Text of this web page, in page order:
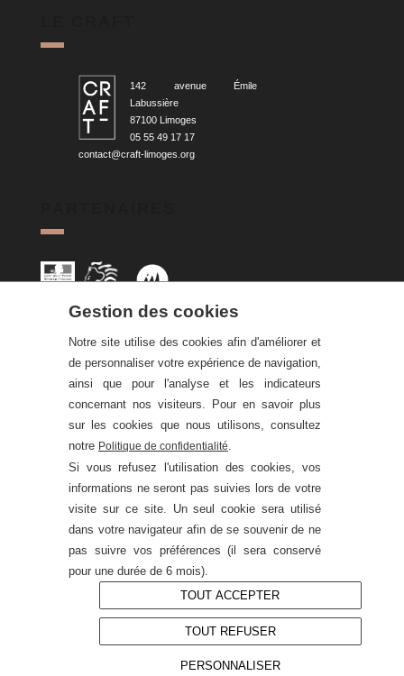
142 avenue Émile
Labussière
87100 Limoges
05 55 49 17 17
contact@craft-limoges.org
SUIVEZ-NOUS
Facebook
Instagram
Gestion des cookies
Notre site utilise des cookies afin d'améliorer et
de personnaliser votre expérience de navigation,
ainsi que pour l'analyse et les indicateurs
concernant nos visiteurs. Pour en savoir plus
sur les cookies que nous utilisons, consultez
notre Politique de confidentialité
Si vous refusez l'utilisation des cookies, vos
informations ne seront pas suivies lors de votre
visite sur ce site. Un seul cookie sera utilisé
dans votre navigateur afin de se souvenir de ne
pas suivre vos préférences (il sera conservé
pour une durée de 6 mois).
TOUT ACCEPTER
TOUT REFUSER
PERSONNALISER